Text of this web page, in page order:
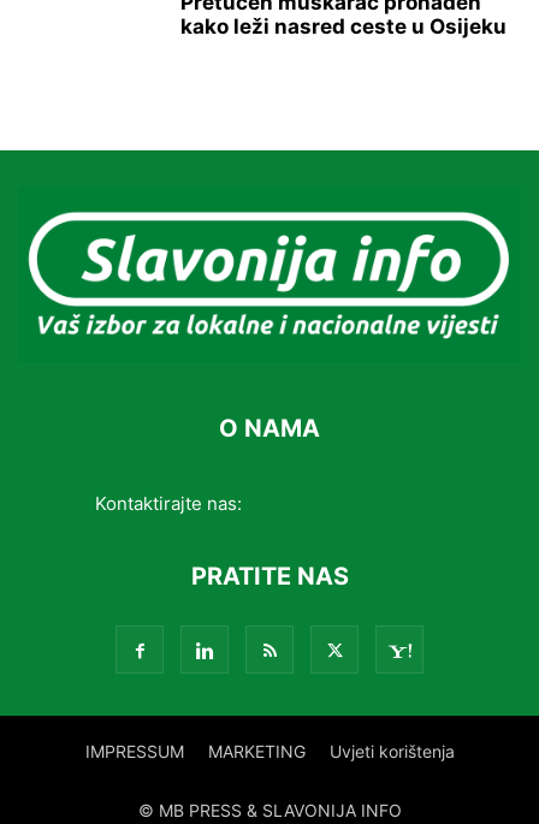
kako leži nasred ceste u Osijeku
O NAMA
Kontaktirajte nas:
PRATITE NAS
IMPRESSUM MARKETING Uvjeti korištenja
© MB PRESS & SLAVONIJA INFO